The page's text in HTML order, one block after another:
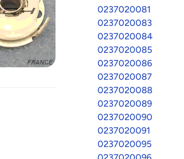
0237020081
0237020083
0237020084
0237020085
0237020086
0237020087
0237020088
0237020089
0237020090
0237020091
0237020095